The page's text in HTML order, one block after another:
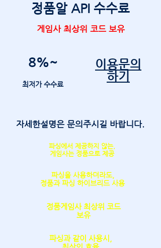
​정품알 API 수수료
​게임사 최상위 코드 보유
8%~
최저가 수수료
이용문의
하기
​자세한설명은 문의주시길 바랍니다.
파싱에서 제공하지 않는,
​게임사는 정품으로 제공
파싱을 사용하더라도,
정품과 파싱 하이브리드 사용
정품게임사 최상위 코드
보유
파싱과 같이 사용시,